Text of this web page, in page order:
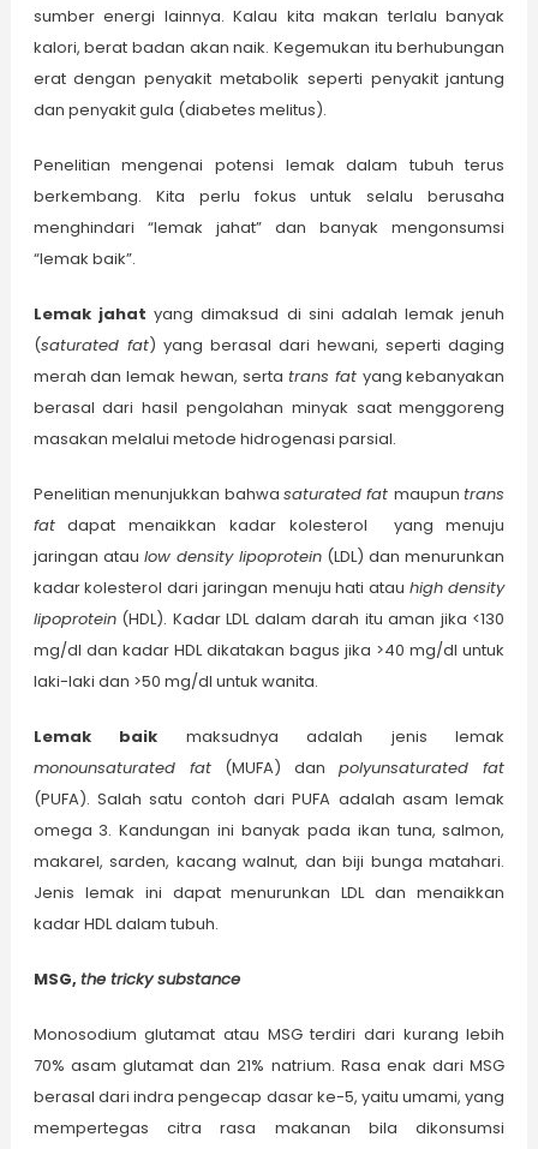
sumber energi lainnya. Kalau kita makan terlalu banyak
kalori, berat badan akan naik. Kegemukan itu berhubungan
erat dengan penyakit metabolik seperti penyakit jantung
dan penyakit gula (diabetes melitus).
Penelitian mengenai potensi lemak dalam tubuh terus
berkembang. Kita perlu fokus untuk selalu berusaha
menghindari “lemak jahat” dan banyak mengonsumsi
“lemak baik”.
Lemak jahat yang dimaksud di sini adalah lemak jenuh
(saturated fat) yang berasal dari hewani, seperti daging
merah dan lemak hewan, serta trans fat yang kebanyakan
berasal dari hasil pengolahan minyak saat menggoreng
masakan melalui metode hidrogenasi parsial.
Penelitian menunjukkan bahwa saturated fat maupuntrans
fatdapat menaikkan kadar kolesterol yang menuju
jaringan atau low density lipoprotein (LDL) dan menurunkan
kadar kolesterol dari jaringan menuju hati atau high density
lipoprotein(HDL). Kadar LDL dalam darah itu aman jika <130
mg/dl dan kadar HDL dikatakan bagus jika >40 mg/dl untuk
laki-laki dan >50 mg/dl untuk wanita.
Lemak baik maksudnya adalah jenis lemak
monounsaturated fat(MUFA) danpolyunsaturated fat
(PUFA). Salah satu contoh dari PUFA adalah asam lemak
omega 3. Kandungan ini banyak pada ikan tuna, salmon,
makarel, sarden, kacang walnut, dan biji bunga matahari.
Jenis lemak ini dapat menurunkan LDL dan menaikkan
kadar HDL dalam tubuh.
MSG, the tricky substance
Monosodium glutamat atau MSG terdiri dari kurang lebih
70% asam glutamat dan 21% natrium. Rasa enak dari MSG
berasal dari indra pengecap dasar ke-5, yaitu umami, yang
mempertegas citra rasa makanan bila dikonsumsi